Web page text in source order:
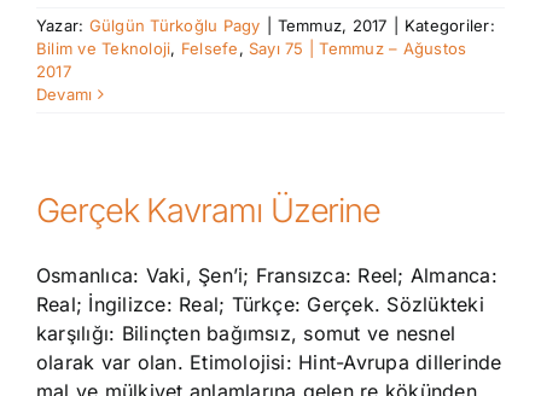
Yazar: Gülgün Türkoğlu Pagy Temmuz, 2017
Kategoriler:
Bilim ve Teknoloji, Felsefe, Sayı 75 | Temmuz – Ağustos
2017
Devamı
Gerçek Kavramı Üzerine
Osmanlıca: Vaki, Şen’i; Fransızca: Reel; Almanca:
Real; İngilizce: Real; Türkçe: Gerçek. Sözlükteki
karşılığı: Bilinçten bağımsız, somut ve nesnel
olarak var olan. Etimolojisi: Hint-Avrupa dillerinde
mal ve mülkiyet anlamlarına gelen re kökünden